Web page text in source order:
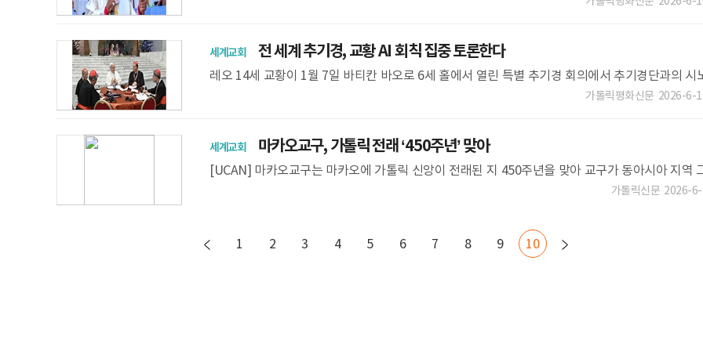
세계교회전 세계 추기경, 교황 AI 회칙 집중 토론한다
레오 14세 교황이 1월 7일 바티칸 바오로 6세 홀에서 열린 특별 추기경 회의에서 추기경단과의 시
드 모임에 참여해 경청의 시간을 가지고 있다. OSV 이달 말 바티칸에서 열리는 특별 추기경 회의
가톨릭평화신문 2026-6-
세계교회마카오교구, 가톨릭 전래 ‘450주년’ 맞아
[UCAN] 마카오교구는 마카오에 가톨릭 신앙이 전래된 지 450주년을 맞아 교구가 동아시아 지역
리스도교 신앙 전파에 거점 역할을 해 온 사실을 조명하고 있다. 마카오는 1557년부터 1999년까
가톨릭신문 2026-
1 2 3 4 5 6 7 8 9 10